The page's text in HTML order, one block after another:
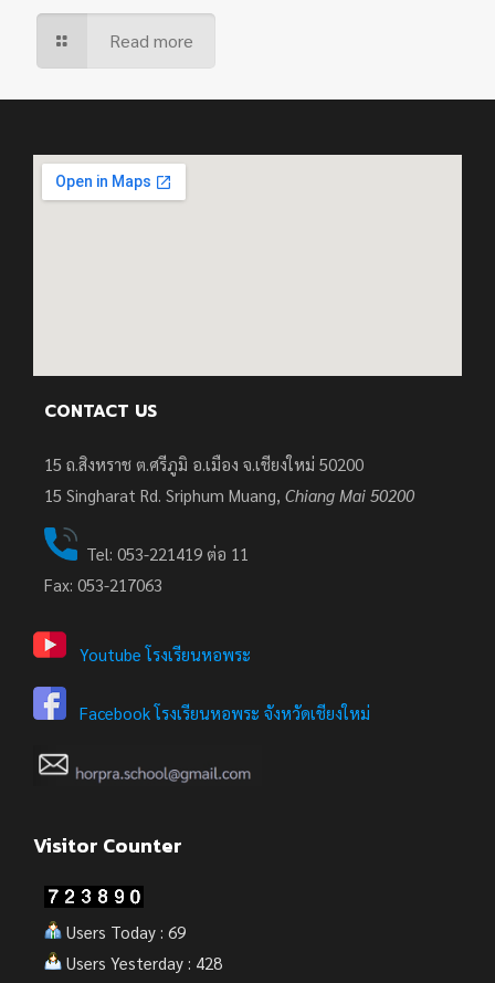
Read more
CONTACT US
15 ถ.สิงหราช ต.ศรีภูมิ อ.เมือง จ.เชียงใหม่ 50200
15 Singharat Rd. Sriphum Muang, Chiang Mai 50200
Tel: 053-221419 ต่อ 11
Fax: 053-217063
Youtube โรงเรียนหอพระ
Facebook โรงเรียนหอพระ จังหวัดเชียงใหม่
Visitor Counter
Users Today : 69
Users Yesterday : 428